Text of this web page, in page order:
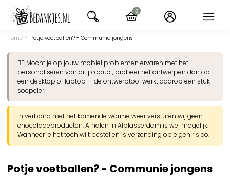
naar
navigatie
Home Potje voetballen? - Communie jongens
👉🏽 Mocht je op jouw mobiel problemen ervaren met het
personaliseren van dit product, probeer het ontwerpen dan op
een desktop of laptop — de ontwerptool werkt daarop een stuk
soepeler.
In verband met het komende warme weer versturen wij geen
chocoladeproducten. Afhalen in Alblasserdam is wel mogelijk.
Wanneer je het toch wilt bestellen is verzending op eigen risico.
Potje voetballen? - Communie jongens
0
items